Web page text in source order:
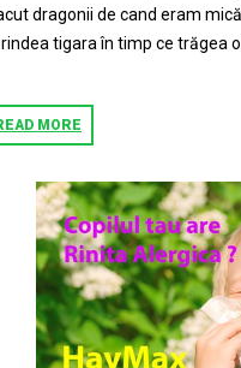
dragonii de cand eram
tigara în timp ce trăgea
MORE